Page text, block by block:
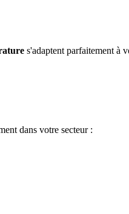
s'adaptent parfaitement à
dans votre secteur :